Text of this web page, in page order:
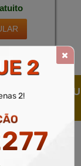
Rotação
SOLICITOU
2
2!